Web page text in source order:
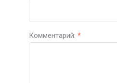
Комментарий: *